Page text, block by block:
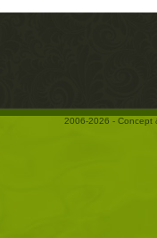
2006-2026 - Concept